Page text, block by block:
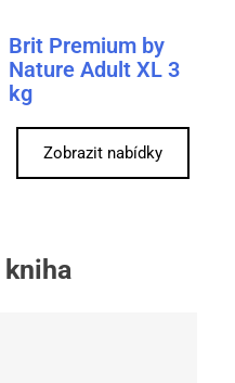
Brit Premium by
Nature Adult XL 3
kg
Zobrazit nabídky